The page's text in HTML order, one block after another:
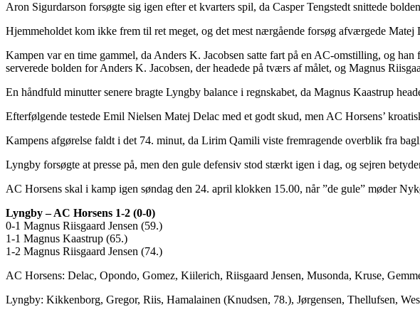
Aron Sigurdarson forsøgte sig igen efter et kvarters spil, da Casper Tengstedt snittede
Hjemmeholdet kom ikke frem til ret meget, og det mest nærgående forsøg afværgede
Kampen var en time gammel, da Anders K. Jacobsen satte fart på en AC-omstilling, og
serverede bolden for Anders K. Jacobsen, der headede på tværs af målet, og Magnus
En håndfuld minutter senere bragte Lyngby balance i regnskabet, da Magnus Kaastrup
Efterfølgende testede Emil Nielsen Matej Delac med et godt skud, men AC Horsens’
Kampens afgørelse faldt i det 74. minut, da Lirim Qamili viste fremragende overblik fra
Lyngby forsøgte at presse på, men den gule defensiv stod stærkt igen i dag, og sejren
AC Horsens skal i kamp igen søndag den 24. april klokken 15.00, når ”de gule” møder
Lyngby – AC Horsens 1-2 (0-0)
0-1 Magnus Riisgaard Jensen (59.)
1-1 Magnus Kaastrup (65.)
1-2 Magnus Riisgaard Jensen (74.)
AC Horsens: Delac, Opondo, Gomez, Kiilerich, Riisgaard Jensen, Musonda, Kruse,
Lyngby: Kikkenborg, Gregor, Riis, Hamalainen (Knudsen, 78.), Jørgensen, Thellufsen,